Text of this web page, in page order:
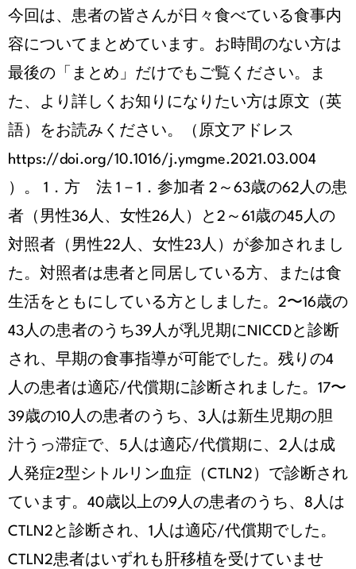
今回は、患者の皆さんが日々食べている食事内
容についてまとめています。お時間のない方は
最後の「まとめ」だけでもご覧ください。ま
た、より詳しくお知りになりたい方は原文（英
語）をお読みください。（原文アドレス
https://doi.org/10.1016/j.ymgme.2021.03.004
）。 1．方 法 1－1．参加者 2～63歳の62人の患
者（男性36人、女性26人）と2～61歳の45人の
対照者（男性22人、女性23人）が参加されまし
た。対照者は患者と同居している方、または食
生活をともにしている方としました。2〜16歳の
43人の患者のうち39人が乳児期にNICCDと診断
され、早期の食事指導が可能でした。残りの4
人の患者は適応/代償期に診断されました。17〜
39歳の10人の患者のうち、3人は新生児期の胆
汁うっ滞症で、5人は適応/代償期に、2人は成
人発症2型シトルリン血症（CTLN2）で診断され
ています。40歳以上の9人の患者のうち、8人は
CTLN2と診断され、1人は適応/代償期でした。
CTLN2患者はいずれも肝移植を受けていませ